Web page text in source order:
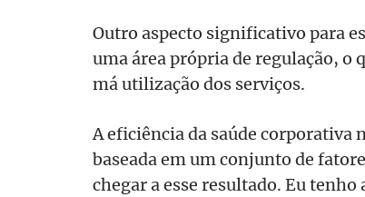
Outro aspecto significativo para
uma área própria de regulação, o
má utilização dos serviços.
A eficiência da saúde corporativa
baseada em um conjunto de
chegar a esse resultado. Eu